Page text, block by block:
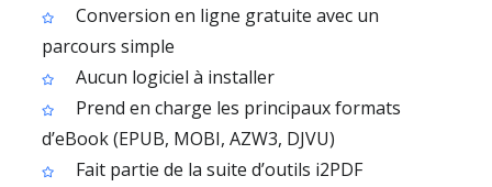
Conversion en ligne gratuite avec un
parcours simple
Aucun logiciel à installer
Prend en charge les principaux formats
d’eBook (EPUB, MOBI, AZW3, DJVU)
Fait partie de la suite d’outils i2PDF